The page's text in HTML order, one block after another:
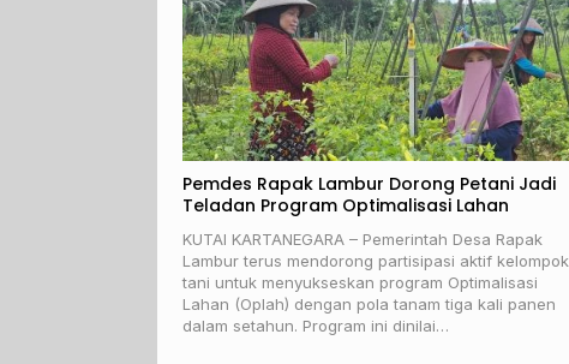
Pemdes Rapak Lambur Dorong Petani Jadi
Teladan Program Optimalisasi Lahan
KUTAI KARTANEGARA – Pemerintah Desa Rapak
Lambur terus mendorong partisipasi aktif kelompok
tani untuk menyukseskan program Optimalisasi
Lahan (Oplah) dengan pola tanam tiga kali panen
dalam setahun. Program ini dinilai…